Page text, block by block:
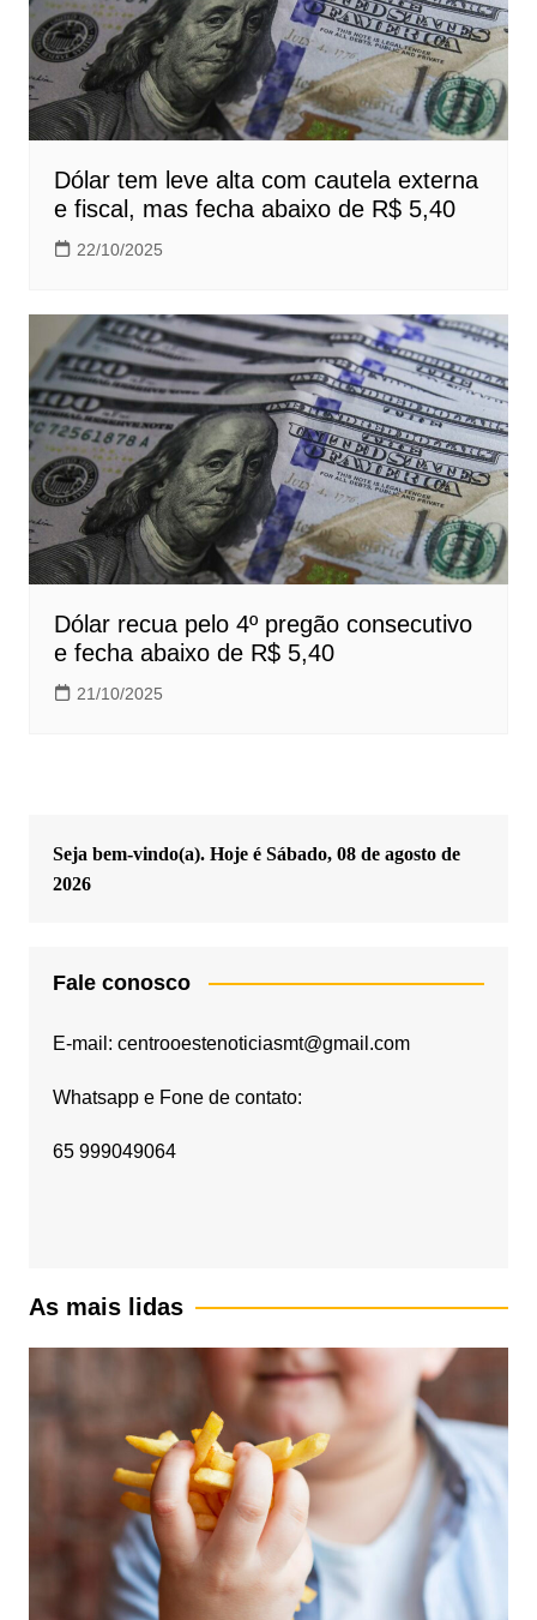
Dólar tem leve alta com cautela externa
e fiscal, mas fecha abaixo de R$ 5,40
22/10/2025
Dólar recua pelo 4º pregão consecutivo
e fecha abaixo de R$ 5,40
21/10/2025
Seja bem-vindo(a). Hoje é Sábado, 08 de agosto de
2026
Fale conosco
E-mail: centrooestenoticiasmt@gmail.com
Whatsapp e Fone de contato:
65 999049064
As mais lidas